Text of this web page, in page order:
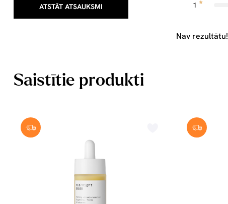
ATSTĀT ATSAUKSMI
1
Nav rezultātu!
Saistītie produkti